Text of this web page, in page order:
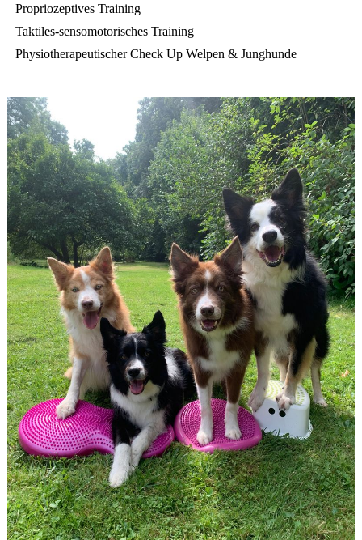
Propriozeptives Training
Taktiles-sensomotorisches Training
Physiotherapeutischer Check Up Welpen & Junghunde